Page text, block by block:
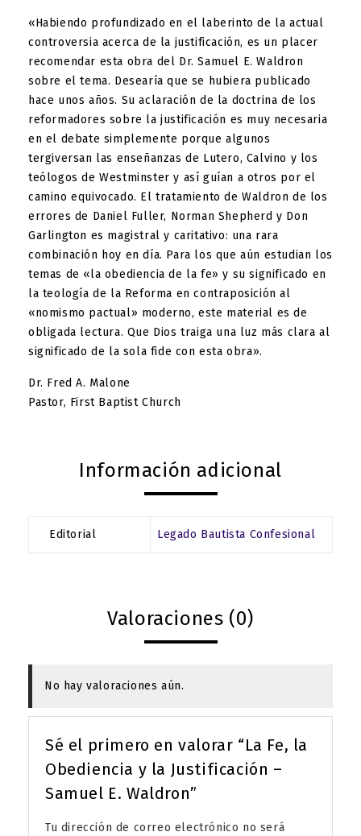
«Habiendo profundizado en el laberinto de la actual
controversia acerca de la justificación, es un placer
recomendar esta obra del Dr. Samuel E. Waldron
sobre el tema. Desearía que se hubiera publicado
hace unos años. Su aclaración de la doctrina de los
reformadores sobre la justificación es muy necesaria
en el debate simplemente porque algunos
tergiversan las enseñanzas de Lutero, Calvino y los
teólogos de Westminster y así guían a otros por el
camino equivocado. El tratamiento de Waldron de los
errores de Daniel Fuller, Norman Shepherd y Don
Garlington es magistral y caritativo: una rara
combinación hoy en día. Para los que aún estudian los
temas de «la obediencia de la fe» y su significado en
la teología de la Reforma en contraposición al
«nomismo pactual» moderno, este material es de
obligada lectura. Que Dios traiga una luz más clara al
significado de la sola fide con esta obra».
Dr. Fred A. Malone
Pastor, First Baptist Church
Información adicional
Editorial Legado Bautista Confesional
Valoraciones (0)
No hay valoraciones aún.
Sé el primero en valorar “La Fe, la
Obediencia y la Justificación –
Samuel E. Waldron”
Tu dirección de correo electrónico no será